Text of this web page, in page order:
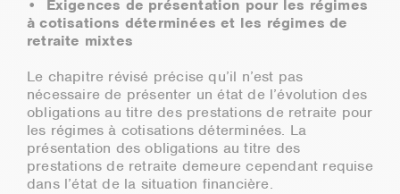
• Exigences de présentation pour les régimes
à cotisations déterminées et les régimes de
retraite mixtes
Le chapitre révisé précise qu’il n’est pas
nécessaire de présenter un état de l’évolution des
obligations au titre des prestations de retraite pour
les régimes à cotisations déterminées. La
présentation des obligations au titre des
prestations de retraite demeure cependant requise
dans l’état de la situation financière.